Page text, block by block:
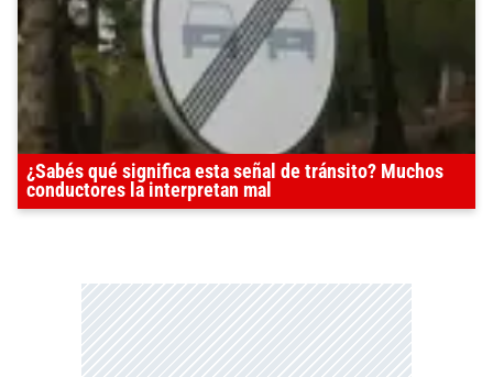
¿Sabés qué significa esta señal de tránsito? Muchos
conductores la interpretan mal